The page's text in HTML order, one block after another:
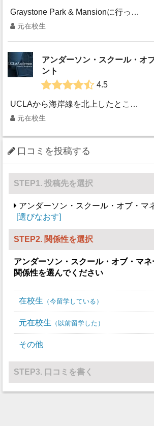
Graystone Park & Mansionに行ってきたときの日記です。 ---- ここは、19世紀末の世界最大の石油王だったというEdwa...
元在校生
アンダーソン・スクール・オ
ント
4.5
UCLAから海岸線を北上したところにあるPoint Dume State Beachを訪ねた際の日記より。 --- 快晴のマリブのビーチを左手に眺めなが...
元在校生
口コミを投稿する
STEP1. 投稿先を選択
アンダーソン・スクール・オブ・マ
選びなおす
STEP2. 関係性を選択
アンダーソン・スクール・オブ・マネ
関係性を選んでください
在校生 今留学している
元在校生 以前留学した
その他
STEP3. 口コミを書く